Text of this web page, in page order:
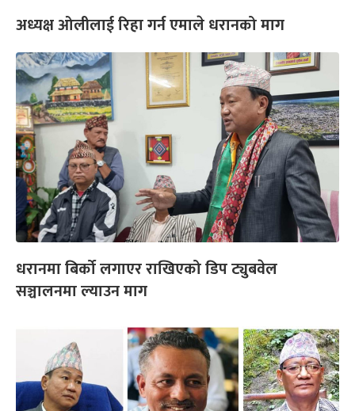
अध्यक्ष ओलीलाई रिहा गर्न एमाले धरानको माग
धरानमा बिर्को लगाएर राखिएको डिप ट्युबवेल
सञ्चालनमा ल्याउन माग